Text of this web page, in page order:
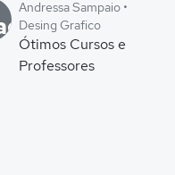
Andressa Sampaio •
Desing Grafico
Ótimos Cursos e
Professores